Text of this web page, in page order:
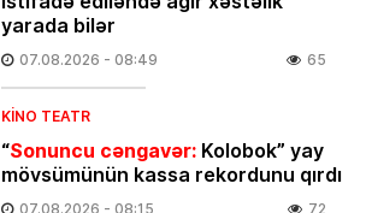
yarada bilər
07.08.2026 - 08:49 65
KINO TEATR
“Sonuncu cəngavər: Kolobok” yay
mövsümünün kassa rekordunu qırdı
07.08.2026 - 08:15 72